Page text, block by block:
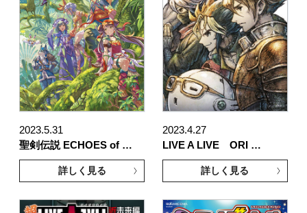
2023.5.31
聖剣伝説 ECHOES of …
詳しく見る
2023.4.27
LIVE A LIVE ORI …
詳しく見る